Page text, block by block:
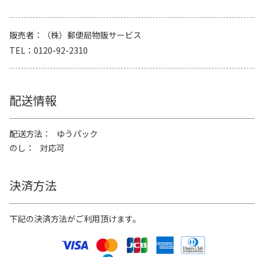
販売者
（株）郵便局物販サービス
TEL
0120-92-2310
配送情報
配送方法
ゆうパック
のし
対応可
決済方法
下記の決済方法がご利用頂けます。